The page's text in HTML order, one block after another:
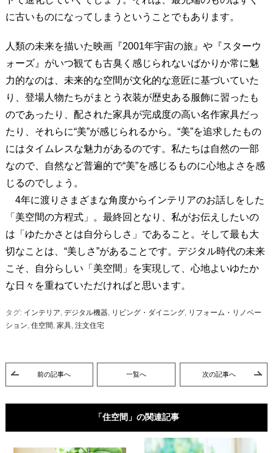
に古いものになってしまうということでもあります。
人類の未来を描いた映画『2001年宇宙の旅』や『スターウ
ォーズ』がいつ観ても古臭く感じられないばかりか常に魅
力的なのは、未来的な空間が文化的な意匠に基づいていた
り、登場人物たちがまとう衣装が歴史ある服飾に習ったも
のであったり、配された家具が完成度の高い名作家具だっ
たり、それらに“美”が感じられるから。“美”を追求したもの
にはタイムレスな魅力があるのです。私たちは自然の一部
なので、自然など普遍的で“美”を感じるものに心地よさを感
じるのでしょう。
4年に渡りさまざまな角度からインテリアのお話しをした
「美空間の方程式」。最終回となり、私がお伝えしたいの
は「ゆたかさとは自分らしさ」であること。そして最も大
切なことは、“美しさ”があることです。デジタル時代の未来
こそ、自分らしい「美空間」を実現して、心地よいゆたか
な日々を重ねていただければと思います。
タグ: インテリア デジタル機器, リビング・ダイニング, リフォーム・リノベー
ション 住空間 家具, 注文住宅
前の記事へ 一覧へ 次の記事へ
「住空間」の関連記事